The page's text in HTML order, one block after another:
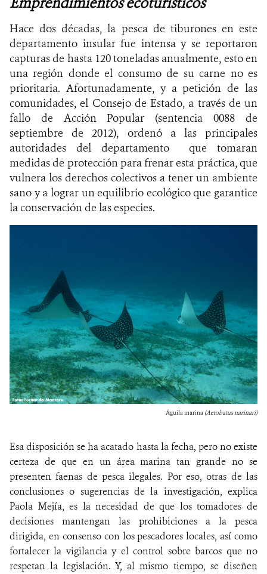
Hace dos décadas, la pesca de tiburones en este
departamento insular fue intensa y se reportaron
capturas de hasta 120 toneladas anualmente, esto en
una región donde el consumo de su carne no es
prioritaria. Afortunadamente, y a petición de las
comunidades, el Consejo de Estado, a través de un
fallo de Acción Popular (sentencia 0088 de
septiembre de 2012), ordenó a las principales
autoridades del departamento que tomaran
medidas de protección para frenar esta práctica, que
vulnera los derechos colectivos a tener un ambiente
sano y a lograr un equilibrio ecológico que garantice
la conservación de lasespecies.
Águila marina (Aetobatus narinari)
Esa disposición se ha acatado hasta la fecha, pero no existe
certeza de que en un área marina tan grande no se
presenten faenas de pesca ilegales. Por eso, otras de las
conclusiones o sugerencias de la investigación, explica
Paola Mejía, es la necesidad de que los tomadores de
decisiones mantengan las prohibiciones a la pesca
dirigida, en consenso con los pescadores locales, así como
fortalecer la vigilancia y el control sobre barcos que no
respetan la legislación. Y, al mismo tiempo, se diseñen